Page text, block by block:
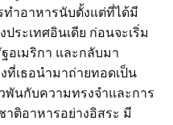
ทำอาหารนับตั้งแต่ที่ได้มี
ระเทศอินเดีย ก่อนจะเริ่ม
อเมริกา และกลับมา
ที่เธอนำมาถ่ายทอดเป็น
พันกับความทรงจำและการ
าติอาหารอย่างอิสระ มี